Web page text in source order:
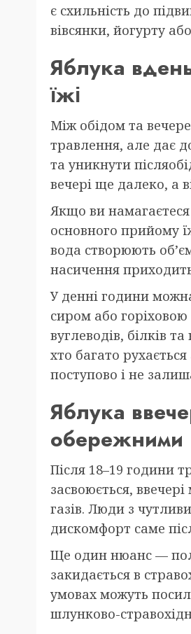
є схильність до
вівсянки, йогурту
Яблука
їжі
Між обідом та
травлення, але дає
та уникнути
вечері ще далеко, а
Якщо ви
основного прийому
вода створюють
насичення
У денні години
сиром або
вуглеводів, білків
хто багато
поступово і не
Яблука
обережними
Після 18–19 години
засвоюється,
газів. Люди з
дискомфорт саме
Ще один нюанс —
закидається в
умовах можуть
шлунково-